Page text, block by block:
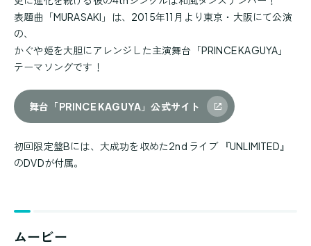
表題曲「MURASAKI」は、2015年11月より東京・大阪にて公演
の、
かぐや姫を大胆にアレンジした主演舞台「PRINCE KAGUYA」
テーマソングです！
舞台「PRINCE KAGUYA」公式サイト
初回限定盤Bには、大成功を収めた2nd ライブ 『UNLIMITED』
のDVDが付属。
ムービー